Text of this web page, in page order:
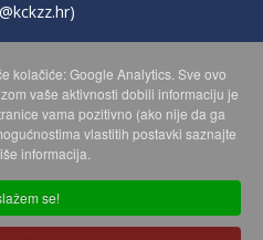
)
OSOBNIH PODATAKA
WEBA
križevačka županija. Sva prava
kolačiće: Google Analytics. Sve ovo
vaše aktivnosti dobili informaciju je
vama pozitivno (ako nije da ga
vlastitih postavki saznajte
informacija.
se!